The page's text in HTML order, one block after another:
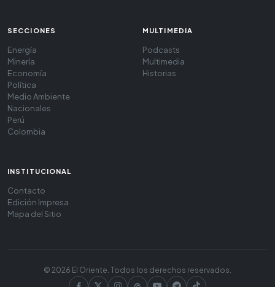
SECCIONES
Energía
Minería
Economía
Política
Medio Ambiente
Nacionales
Perú
Colombia
MULTIMEDIA
Podcasts
Multimedia
Historias
INSTITUCIONAL
Contacto
Edición Impresa
Mapa del Sitio
© 2026 El Oriente. Todos los derechos reservados.